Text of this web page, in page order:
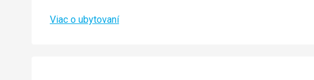
Viac o ubytovaní